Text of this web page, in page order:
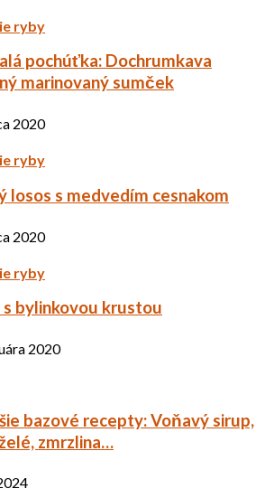
ryby
pochúťka: Dochrumkava
marinovaný sumček
2020
ryby
losos s medvedím cesnakom
2020
ryby
s bylinkovou krustou
2020
bazové recepty: Voňavý sirup,
zmrzlina…